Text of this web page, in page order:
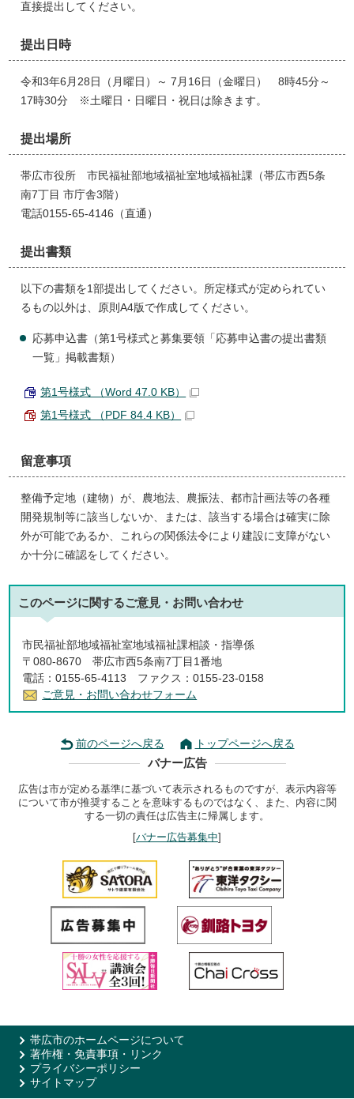
直接提出してください。
提出日時
令和3年6月28日（月曜日）～ 7月16日（金曜日） 8時45分～
17時30分 ※土曜日・日曜日・祝日は除きます。
提出場所
帯広市役所 市民福祉部地域福祉室地域福祉課（帯広市西5条
南7丁目 市庁舎3階）
電話0155‐65‐4146（直通）
提出書類
以下の書類を1部提出してください。所定様式が定められてい
るもの以外は、原則A4版で作成してください。
応募申込書（第1号様式と募集要領「応募申込書の提出書類
一覧」掲載書類）
第1号様式 （Word 47.0 KB）
第1号様式 （PDF 84.4 KB）
留意事項
整備予定地（建物）が、農地法、農振法、都市計画法等の各種
開発規制等に該当しないか、または、該当する場合は確実に除
外が可能であるか、これらの関係法令により建設に支障がない
か十分に確認をしてください。
このページに関するご意見・お問い合わせ
市民福祉部地域福祉室地域福祉課相談・指導係
〒080-8670 帯広市西5条南7丁目1番地
電話：0155-65-4113 ファクス：0155-23-0158
ご意見・お問い合わせフォーム
前のページへ戻る トップページへ戻る
バナー広告
広告は市が定める基準に基づいて表示されるものですが、表示内容等
について市が推奨することを意味するものではなく、また、内容に関
する一切の責任は広告主に帰属します。
[バナー広告募集中]
帯広市のホームページについて
著作権・免責事項・リンク
プライバシーポリシー
サイトマップ